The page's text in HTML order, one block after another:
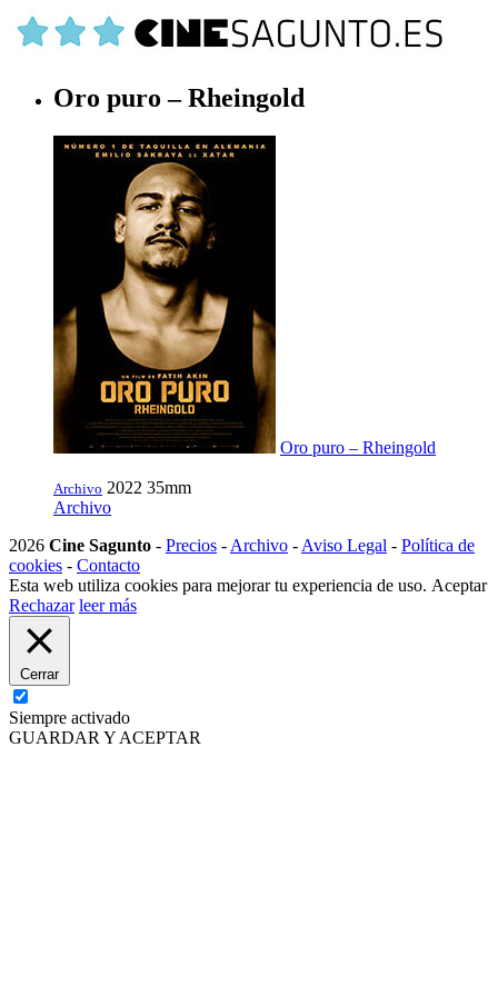
Oro puro – Rheingold
Oro puro – Rheingold
Archivo 2022 35mm
Archivo
2026 Cine Sagunto - Precios - Archivo - Aviso Legal - Política de
cookies - Contacto
Esta web utiliza cookies para mejorar tu experiencia de uso. Aceptar
Rechazar leer más
Cerrar
Siempre activado
GUARDAR Y ACEPTAR